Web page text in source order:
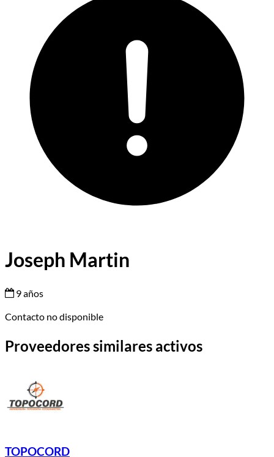
Joseph Martin
9 años
Contacto no disponible
Proveedores similares activos
TOPOCORD